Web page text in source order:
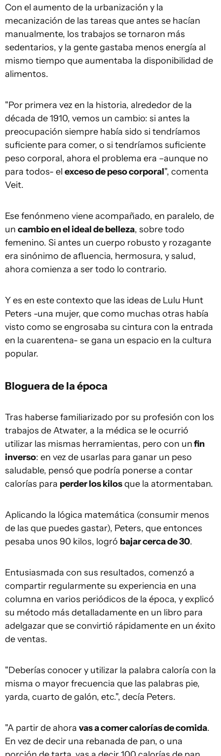
Con el aumento de la urbanización y la
mecanización de las tareas que antes se hacían
manualmente, los trabajos se tornaron más
sedentarios, y la gente gastaba menos energía al
mismo tiempo que aumentaba la disponibilidad de
alimentos.
"Por primera vez en la historia, alrededor de la
década de 1910, vemos un cambio: si antes la
preocupación siempre había sido si tendríamos
suficiente para comer, o si tendríamos suficiente
peso corporal, ahora el problema era –aunque no
para todos- el exceso de peso corporal", comenta
Veit.
Ese fenónmeno viene acompañado, en paralelo, de
un cambio en el ideal de belleza, sobre todo
femenino. Si antes un cuerpo robusto y rozagante
era sinónimo de afluencia, hermosura, y salud,
ahora comienza a ser todo lo contrario.
Y es en este contexto que las ideas de Lulu Hunt
Peters -una mujer, que como muchas otras había
visto como se engrosaba su cintura con la entrada
en la cuarentena- se gana un espacio en la cultura
popular.
Bloguera de la época
Tras haberse familiarizado por su profesión con los
trabajos de Atwater, a la médica se le ocurrió
utilizar las mismas herramientas, pero con unfin
inverso: en vez de usarlas para ganar un peso
saludable, pensó que podría ponerse a contar
calorías para perder los kilosque la atormentaban.
Aplicando la lógica matemática (consumir menos
de las que puedes gastar), Peters, que entonces
pesaba unos 90 kilos, logró bajar cerca de 30.
Entusiasmada con sus resultados, comenzó a
compartir regularmente su experiencia en una
columna en varios periódicos de la época, y explicó
su método más detalladamente en un libro para
adelgazar que se convirtió rápidamente en un éxito
de ventas.
"Deberías conocer y utilizar la palabra caloría con la
misma o mayor frecuencia que las palabras pie,
yarda, cuarto de galón, etc.", decía Peters.
"A partir de ahora vas a comer calorías de comida.
En vez de decir una rebanada de pan, o una